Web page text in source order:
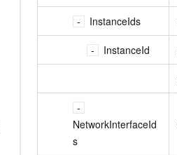
InstanceIds
InstanceId
NetworkInterfaceId
s